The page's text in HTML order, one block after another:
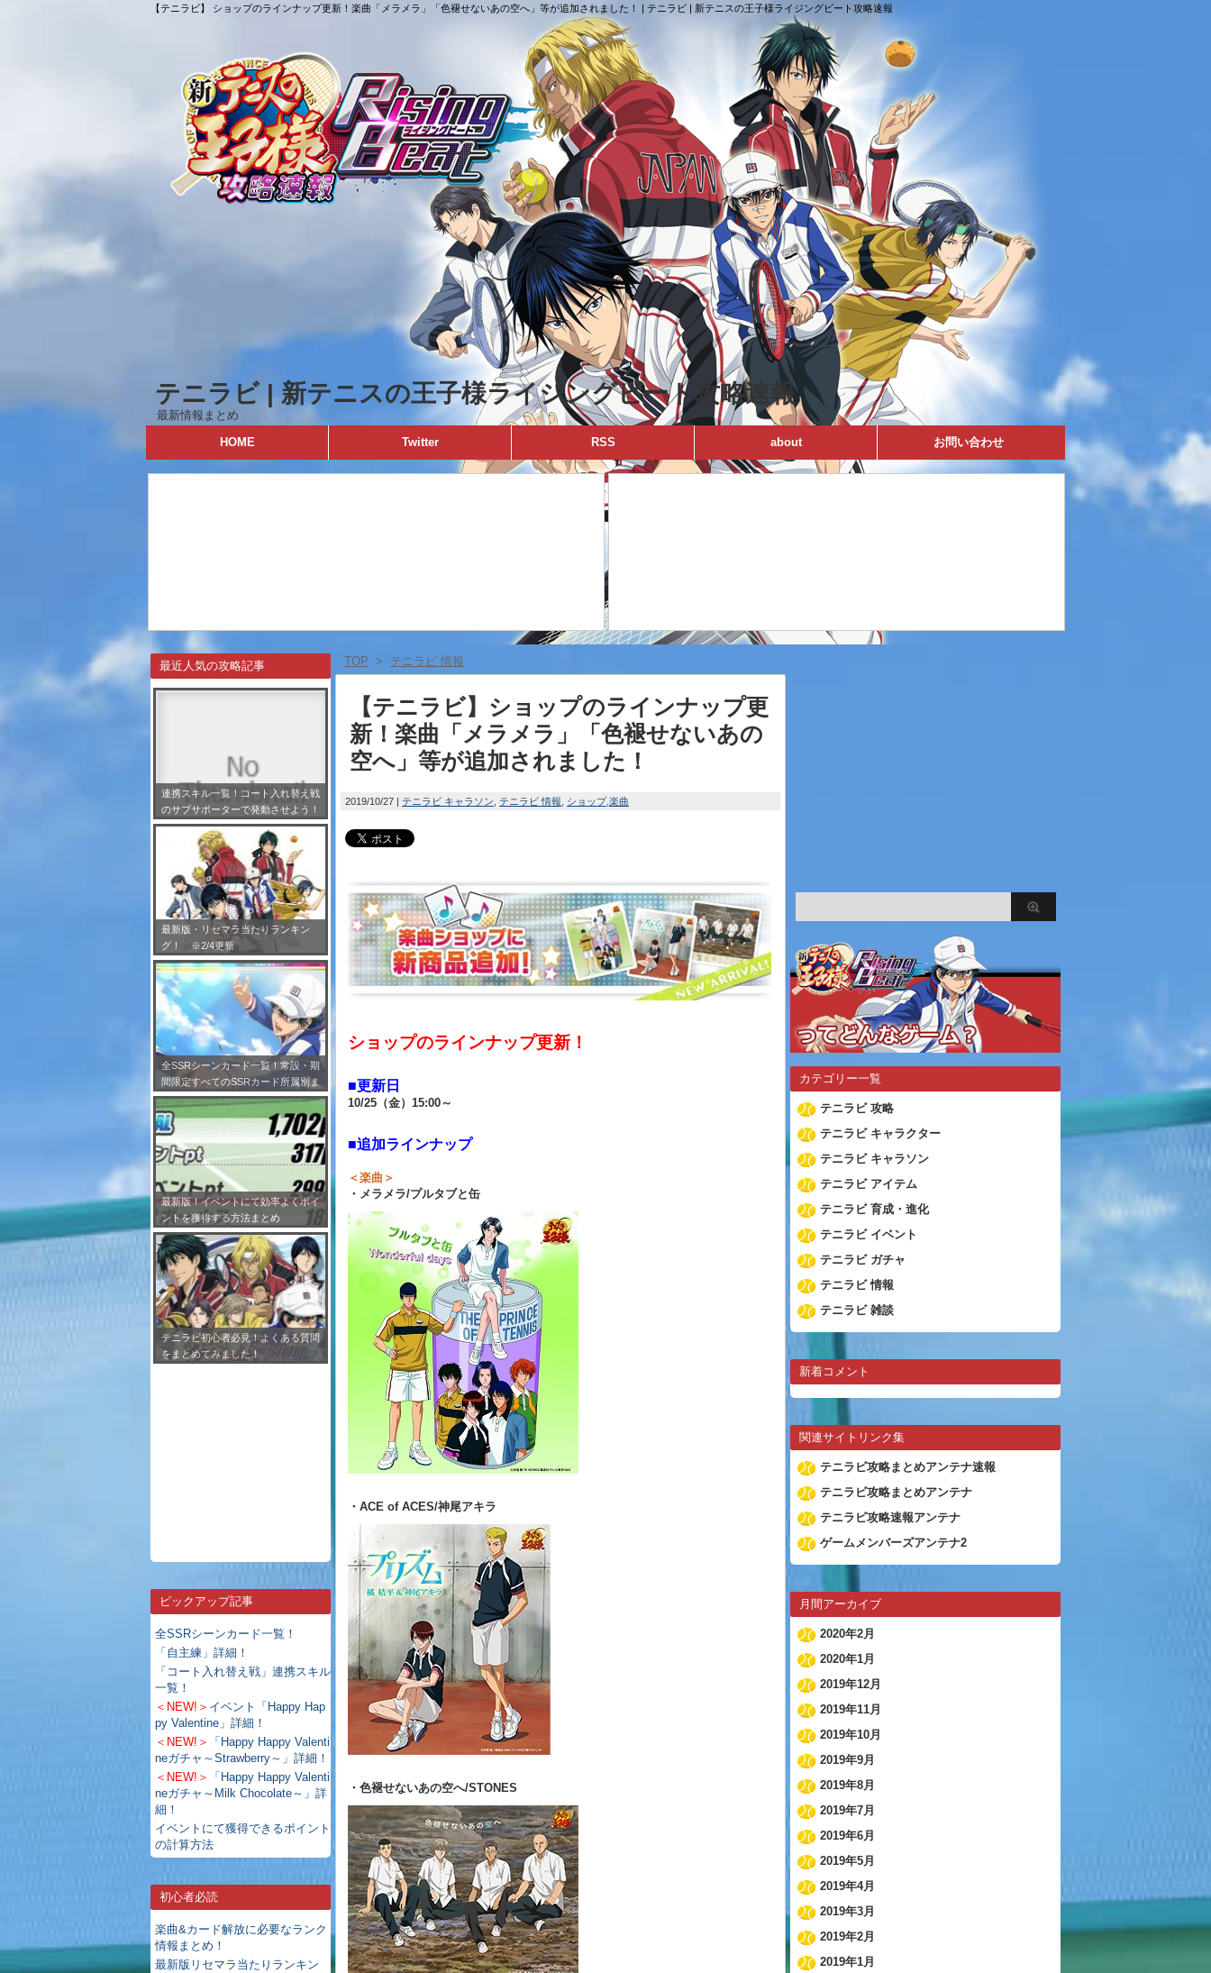
【テニラビ】 ショップのラインナップ更新！楽曲「メラメラ」「色褪せないあの空へ」等が追加されました！ | テニラビ | 新テニスの王子様ライジングビート攻略速報
テニラビ | 新テニスの王子様ライジングビート攻略速報
最新情報まとめ
HOME
Twitter RSS about お問い合わせ
最近人気の攻略記事
連携スキル一覧！コート入れ替え戦
のサブサポーターで発動させよう！
※7/24更新
最新版・リセマラ当たりランキン
グ！ ※2/4更新
全SSRシーンカード一覧！常設・期
間限定すべてのSSRカード所属別ま
とめ！※2/4更新
最新版！イベントにて効率よくポイ
ントを獲得する方法まとめ
テニラビ初心者必見！よくある質問
をまとめてみました！
ピックアップ記事
全SSRシーンカード一覧！
「自主練」詳細！
「コート入れ替え戦」連携スキル
一覧！
＜NEW!＞ イベント「Happy Hap
py Valentine」詳細！
＜NEW!＞
「Happy Happy Valenti
neガチャ～Strawberry～」詳細！
＜NEW!＞
「Happy Happy Valenti
neガチャ～Milk Chocolate～」詳
細！
イベントにて獲得できるポイント
の計算方法
初心者必読
楽曲&カード解放に必要なランク
情報まとめ！
最新版リセマラ当たりランキン
TOP > テニラビ 情報
【テニラビ】ショップのラインナップ更
新！楽曲「メラメラ」「色褪せないあの
空へ」等が追加されました！
2019/10/27 テニラビ キャラソン テニラビ 情報 ショップ 楽曲
ショップのラインナップ更新！
■更新日
10/25（金）15:00～
■追加ラインナップ
＜楽曲＞
・メラメラ/プルタブと缶
・ACE of ACES/神尾アキラ
・色褪せないあの空へ/STONES
カテゴリー一覧
テニラビ 攻略
テニラビ キャラクター
テニラビ キャラソン
テニラビ アイテム
テニラビ 育成・進化
テニラビ イベント
テニラビ ガチャ
テニラビ 情報
テニラビ 雑談
新着コメント
関連サイトリンク集
テニラビ攻略まとめアンテナ速報
テニラビ攻略まとめアンテナ
テニラビ攻略速報アンテナ
ゲームメンバーズアンテナ2
月間アーカイブ
2020年2月
2020年1月
2019年12月
2019年11月
2019年10月
2019年9月
2019年8月
2019年7月
2019年6月
2019年5月
2019年4月
2019年3月
2019年2月
2019年1月